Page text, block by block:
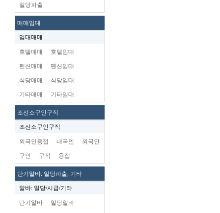
일당파출
매매임대
임대매매
호텔매매 호텔임대
펜션매매 펜션임대
식당매매 식당임대
기타매매 기타임대
조선소구인구직
조선소구인구직
외국인용접 내국인 외국인
구인 구직 용접
단기알바. 일당파출, 기타
알바: 일당/시급/기타
단기알바 일당알바